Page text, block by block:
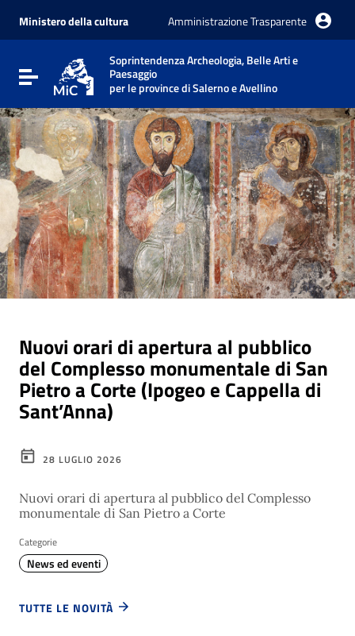
Vai al menu di navigazione
Vai al footer
Ministero della cultura Amministrazione Trasparente
Attiva / disattiva la navigazione
Soprintendenza Archeologia, Belle Arti e
Paesaggio
per le province di Salerno e Avellino
Nuovi orari di apertura al pubblico
del Complesso monumentale di San
Pietro a Corte (Ipogeo e Cappella di
Sant’Anna)
28 LUGLIO 2026
Nuovi orari di apertura al pubblico del Complesso
monumentale di San Pietro a Corte
Categorie
News ed eventi
TUTTE LE NOVITÀ